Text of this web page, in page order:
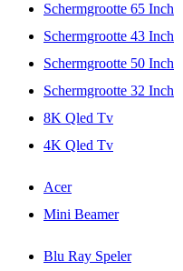
Schermgrootte 65 Inch
Schermgrootte 43 Inch
Schermgrootte 50 Inch
Schermgrootte 32 Inch
8K Qled Tv
4K Qled Tv
Acer
Mini Beamer
Blu Ray Speler